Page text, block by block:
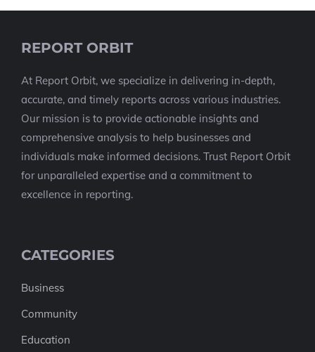
REPORT ORBIT
At Report Orbit, we specialize in delivering in-depth,
accurate, and timely reports across various industries.
Our mission is to provide actionable insights and
comprehensive analysis to help businesses and
individuals make informed decisions. Trust Report Orbit
for unparalleled expertise and a commitment to
excellence in reporting.
CATEGORIES
Business
Community
Education